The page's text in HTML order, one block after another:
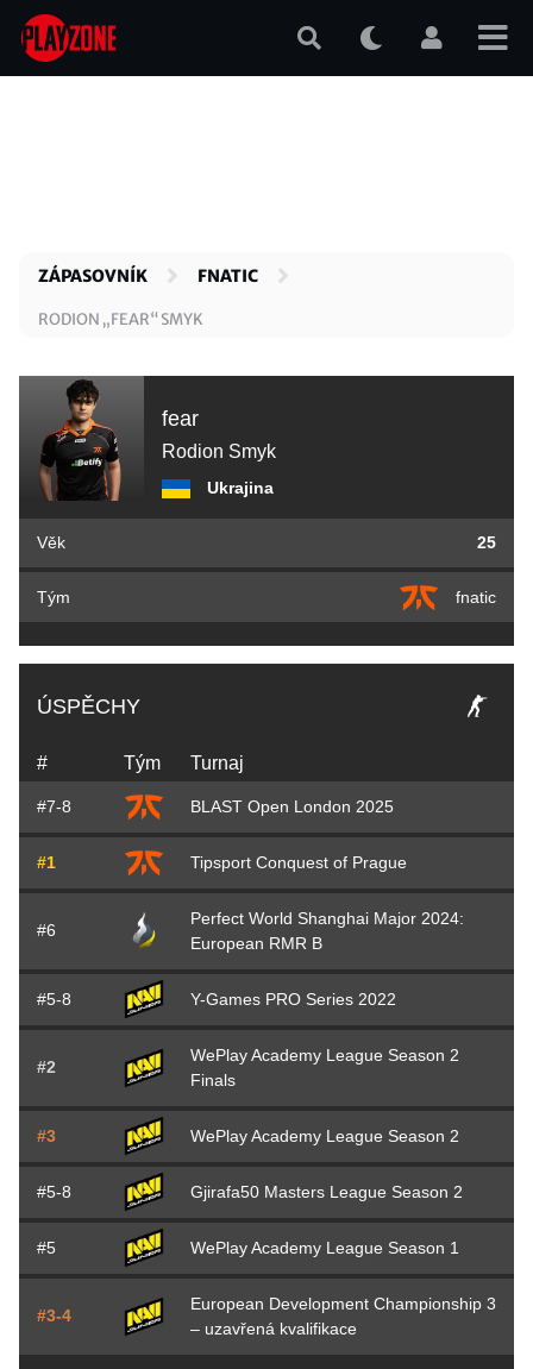
Přejít
hlavnímu
ZÁPASOVNÍK FNATIC
RODION „FEAR“ SMYK
fear
Rodion Smyk
Ukrajina
Věk 25
Tým fnatic
ÚSPĚCHY
# Tým Turnaj
#7-8 BLAST Open London 2025
#1 Tipsport Conquest of Prague
#6
Perfect World Shanghai Major 2024:
European RMR B
#5-8 Y-Games PRO Series 2022
#2
WePlay Academy League Season 2
Finals
#3 WePlay Academy League Season 2
#5-8 Gjirafa50 Masters League Season 2
#5 WePlay Academy League Season 1
#3-4
European Development Championship 3
– uzavřená kvalifikace